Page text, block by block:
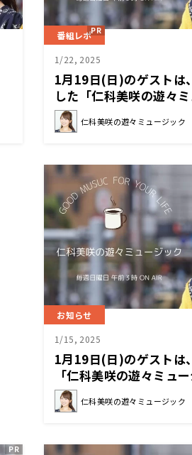
番組レポ
1/22, 2025
1月19日(日)のゲストは
した「仁科美咲の遊々
仁科美咲の遊々ミュージック
お知らせ
1/15, 2025
1月19日(日)のゲスト
「仁科美咲の遊々ミュ
仁科美咲の遊々ミュージック